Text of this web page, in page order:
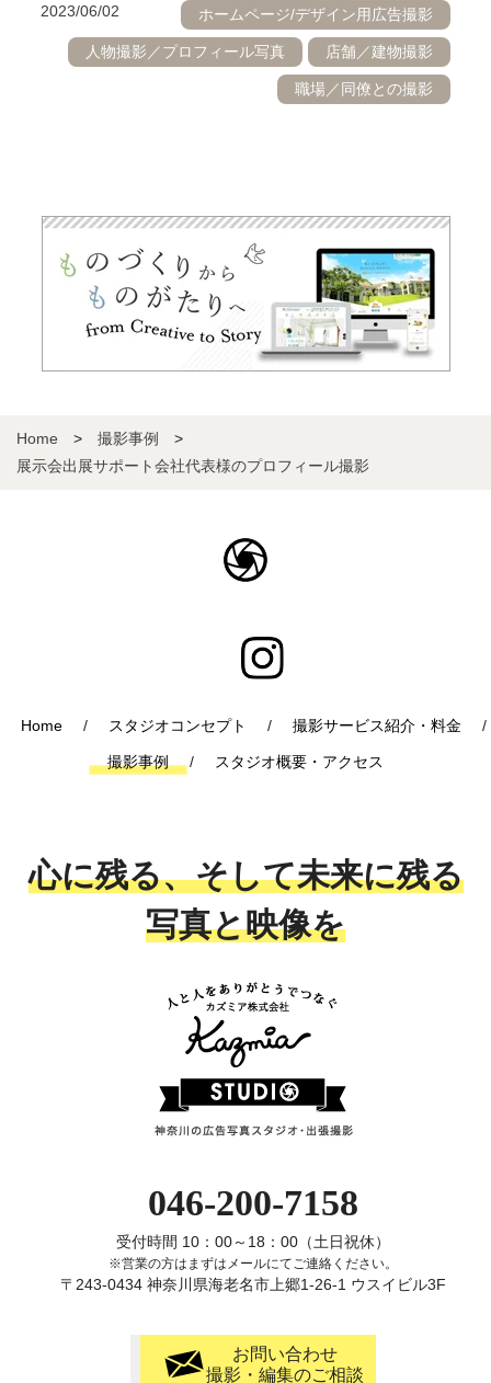
2023/06/02 ホームページ/デザイン用広告撮影
人物撮影／プロフィール写真 店舗／建物撮影
職場／同僚との撮影
Home
撮影事例
展示会出展サポート会社代表様のプロフィール撮影
Home スタジオコンセプト 撮影サービス紹介・料金
撮影事例 スタジオ概要・アクセス
心に残る、そして未来に残る
写真と映像を
046-200-7158
受付時間 10：00～18：00（土日祝休）
※営業の方はまずはメールにてご連絡ください。
〒243-0434 神奈川県海老名市上郷1-26-1 ウスイビル3F
お問い合わせ
撮影・編集のご相談